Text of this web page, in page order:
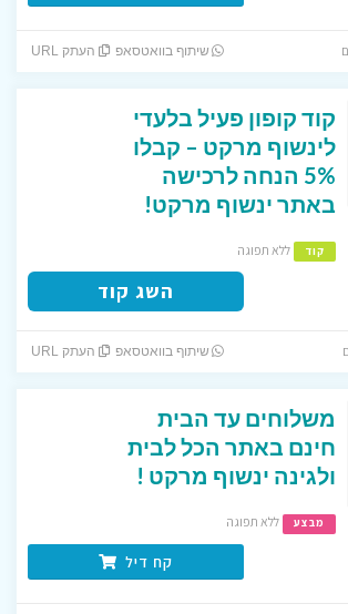
שיתוף בוואטסאפ העתק URL
קוד קופון פעיל בלעדי
לינשוף מרקט – קבלו
5% הנחה לרכישה
באתר ינשוף מרקט!
קוד ללא תפוגה
השג קוד
שיתוף בוואטסאפ העתק URL
משלוחים עד הבית
חינם באתר הכל לבית
ולגינה ינשוף מרקט !
מבצע ללא תפוגה
קח דיל